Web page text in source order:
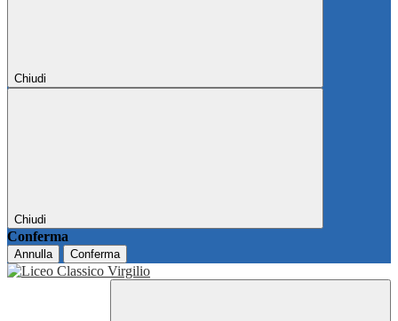
Chiudi
Chiudi
Conferma
Annulla Conferma